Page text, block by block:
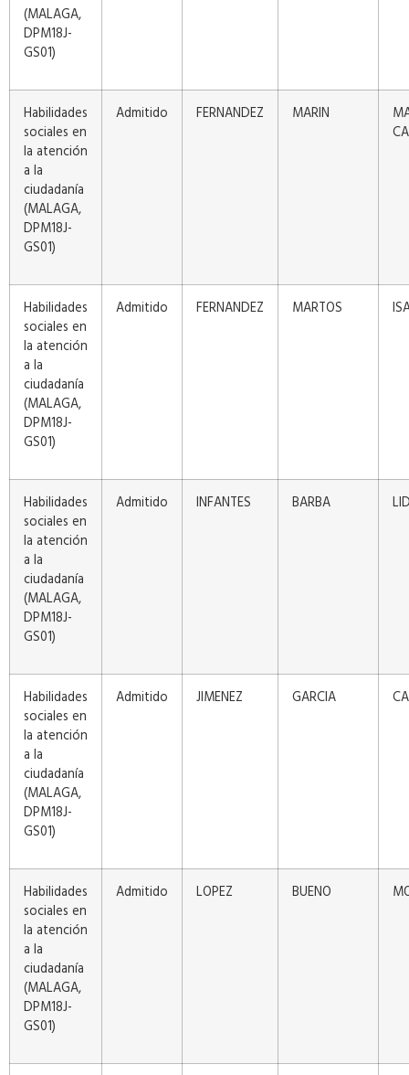
(MALAGA,
DPM18J-
GS01)
Habilidades
sociales en
la atención
a la
ciudadanía
(MALAGA,
DPM18J-
GS01)
Admitido FERNANDEZ MARIN
Habilidades
sociales en
la atención
a la
ciudadanía
(MALAGA,
DPM18J-
GS01)
Admitido FERNANDEZ MARTOS
Habilidades
sociales en
la atención
a la
ciudadanía
(MALAGA,
DPM18J-
GS01)
Admitido INFANTES BARBA
Habilidades
sociales en
la atención
a la
ciudadanía
(MALAGA,
DPM18J-
GS01)
Admitido JIMENEZ GARCIA
Habilidades
sociales en
la atención
a la
ciudadanía
(MALAGA,
DPM18J-
GS01)
Admitido LOPEZ BUENO